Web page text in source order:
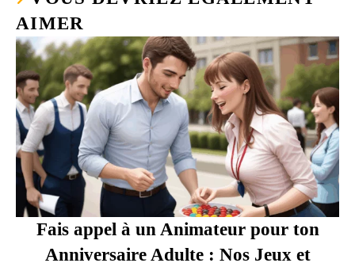
7 activités originales à faire pour un anniversaire à
Yverdon
Article suivant
8 idées de postes de jeux jamais vu pour ton mariage
VOUS DEVRIEZ ÉGALEMENT
AIMER